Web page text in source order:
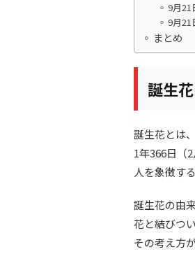
9月21
9月21
まとめ
誕生
誕生花とは
1年366日（
人を象徴す
誕生花の由
花と結びつ
その考え方